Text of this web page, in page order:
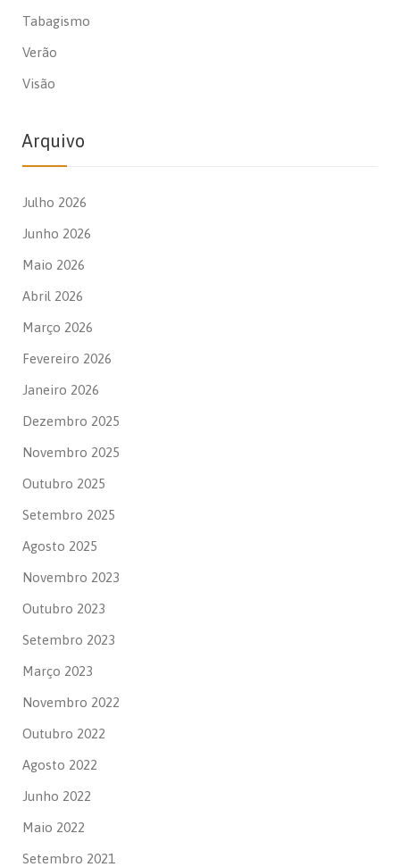
Tabagismo
Verão
Visão
Arquivo
Julho 2026
Junho 2026
Maio 2026
Abril 2026
Março 2026
Fevereiro 2026
Janeiro 2026
Dezembro 2025
Novembro 2025
Outubro 2025
Setembro 2025
Agosto 2025
Novembro 2023
Outubro 2023
Setembro 2023
Março 2023
Novembro 2022
Outubro 2022
Agosto 2022
Junho 2022
Maio 2022
Setembro 2021